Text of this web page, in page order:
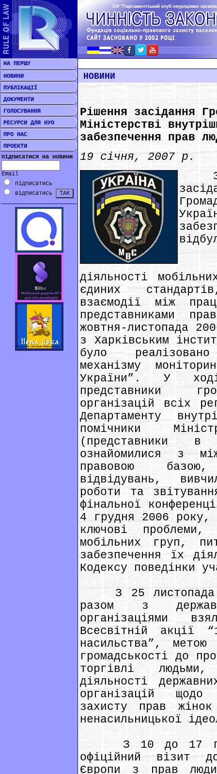
НА ПЕРШУ
НОВИНИ
ПУБЛІКАЦІЇ
ДОКУМЕНТИ
ГОЛОСУВАННЯ
РЕСУРСИ ДЛЯ НУО
ПРО НАС
ПРОЕКТИ
підписатися на новини
Email
підписатись
відписатись
НОВИНИ
Рішення засідання
Міністерстві
забезпечення прав
19 січня, 2007 р.
За
З
діяльності
єдиних
взаємодії між
представниками
жовтня-листопада
з Харківським
було
механізму
України”. У
представники
організацій всіх
Департаменту
помічники
(представники
ознайомилися з
правовою
відвідувань,
роботи та
фінальної
4 грудня 2006 року,
ключові
мобільних груп,
забезпечення їх
Кодексу поведінки
З 25 листопада
разом з
організаціями
Всесвітній акції
насильства”,
громадськості до
торгівлі
діяльності
організацій щодо
захисту прав
ненасильницької
З 10 до 17
офіційний візит
Європи з прав